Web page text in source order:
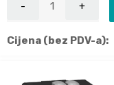
Cijena (bez PDV-a):